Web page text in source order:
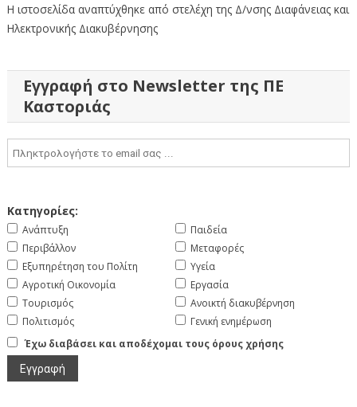
Η ιστοσελίδα αναπτύχθηκε από στελέχη της Δ/νσης Διαφάνειας και
Ηλεκτρονικής Διακυβέρνησης
Εγγραφή στο Newsletter της ΠΕ
Καστοριάς
Κατηγορίες:
Ανάπτυξη
Περιβάλλον
Εξυπηρέτηση του Πολίτη
Αγροτική Οικονομία
Τουρισμός
Πολιτισμός
Παιδεία
Μεταφορές
Υγεία
Εργασία
Ανοικτή διακυβέρνηση
Γενική ενημέρωση
Έχω διαβάσει και αποδέχομαι τους όρους χρήσης